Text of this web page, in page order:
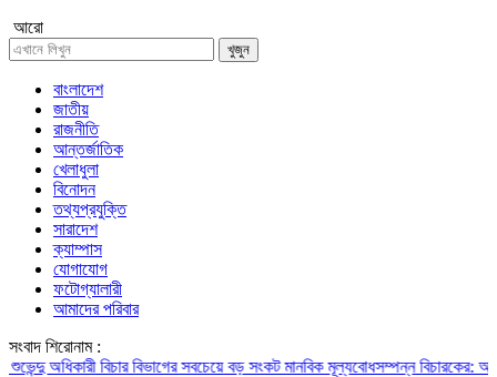
আরো
খুজুন
বাংলাদেশ
জাতীয়
রাজনীতি
আন্তর্জাতিক
খেলাধুলা
বিনোদন
তথ্যপ্রযুক্তি
সারাদেশ
ক্যাম্পাস
যোগাযোগ
ফটোগ্যালারী
আমাদের পরিবার
সংবাদ শিরোনাম :
অধিকারীবিচার বিভাগের সবচেয়ে বড় সংকট মানবিক মূল্যবোধসম্পন্ন বিচারকের: আইনমন্ত্রী